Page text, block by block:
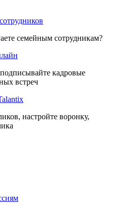
семейным сотрудникам?
кадровые
встреч
настройте воронку,